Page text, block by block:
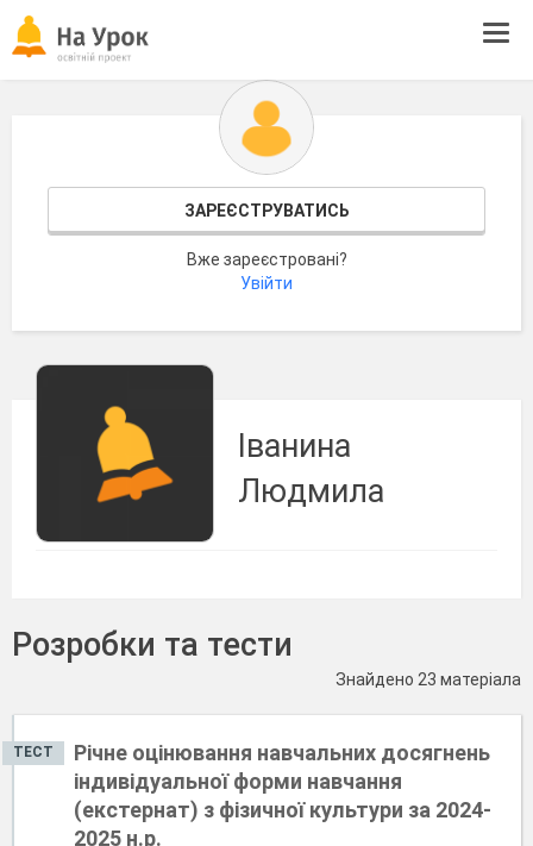
ЗАРЕЄСТРУВАТИСЬ
Вже зареєстровані?
Увійти
Іванина
Людмила
Розробки та тести
Знайдено 23 матеріала
ТЕСТ
Річне оцінювання навчальних досягнень
індивідуальної форми навчання
(екстернат) з фізичної культури за 2024-
2025 н.р.